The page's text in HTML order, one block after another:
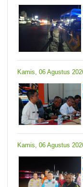
Kamis, 06 Agustus
Kamis, 06 Agustus